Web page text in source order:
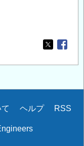
Opens in
ヘルプ RSS